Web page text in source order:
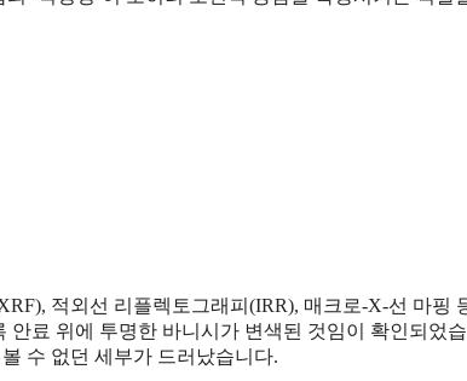
적외선 리플렉토그래피(IRR), 매크로-X-선 마핑
료 위에 투명한 바니시가 변색된 것임이 확인되었
수 없던 세부가 드러났습니다.